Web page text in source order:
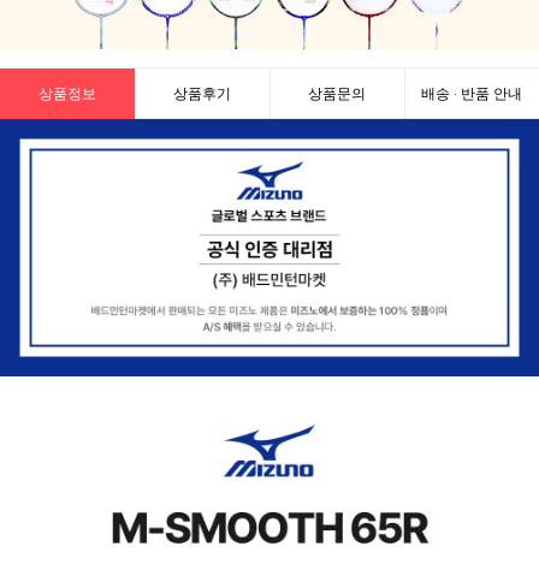
상품정보 상품후기 상품문의 배송 · 반품 안내